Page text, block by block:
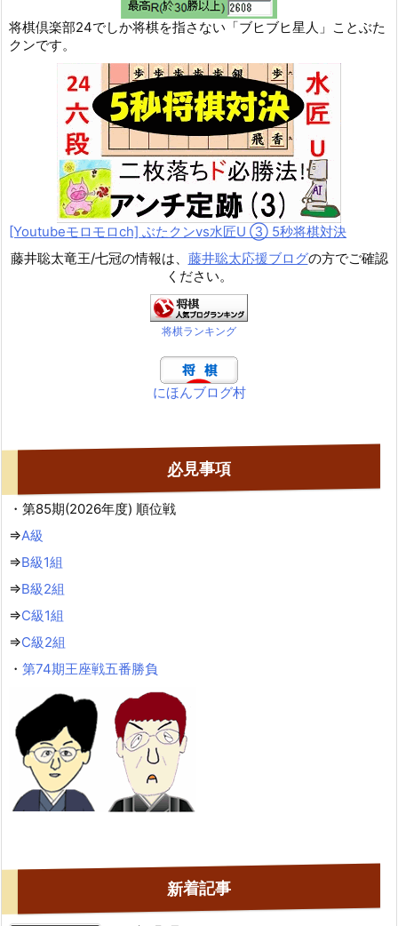
将棋倶楽部24でしか将棋を指さない「ブヒブヒ星人」ことぶた
クンです。
[Youtubeモロモロch] ぶたクンvs水匠U ③ 5秒将棋対決
藤井聡太竜王/七冠の情報は、 藤井聡太応援ブログの方でご確認
ください。
将棋ランキング
にほんブログ村
必見事項
・第85期(2026年度) 順位戦
⇒A級
⇒B級1組
⇒B級2組
⇒C級1組
⇒C級2組
・ 第74期王座戦五番勝負
新着記事